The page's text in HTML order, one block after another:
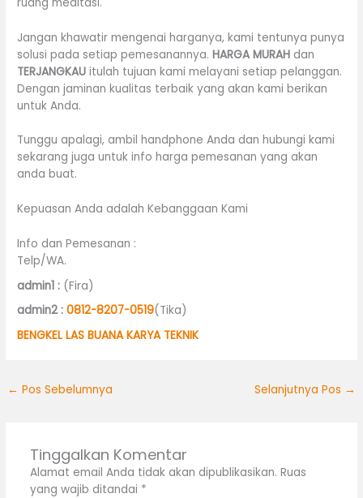
Jangan khawatir mengenai harganya, kami tentunya punya
solusi pada setiap pemesanannya.HARGA MURAH dan
TERJANGKAU itulah tujuan kami melayani setiap pelanggan.
Dengan jaminan kualitas terbaik yang akan kami berikan
untuk Anda.
Tunggu apalagi, ambil handphone Anda dan hubungi kami
sekarang juga untuk info harga pemesanan yang akan
anda buat.
Kepuasan Anda adalah Kebanggaan Kami
Info dan Pemesanan :
Telp/WA.
admin1 : (Fira)
admin2 :0812-8207-0519(Tika)
BENGKEL LAS BUANA KARYA TEKNIK
← Pos Sebelumnya Selanjutnya Pos →
Tinggalkan Komentar
Alamat email Anda tidak akan dipublikasikan. Ruas
yang wajib ditandai *